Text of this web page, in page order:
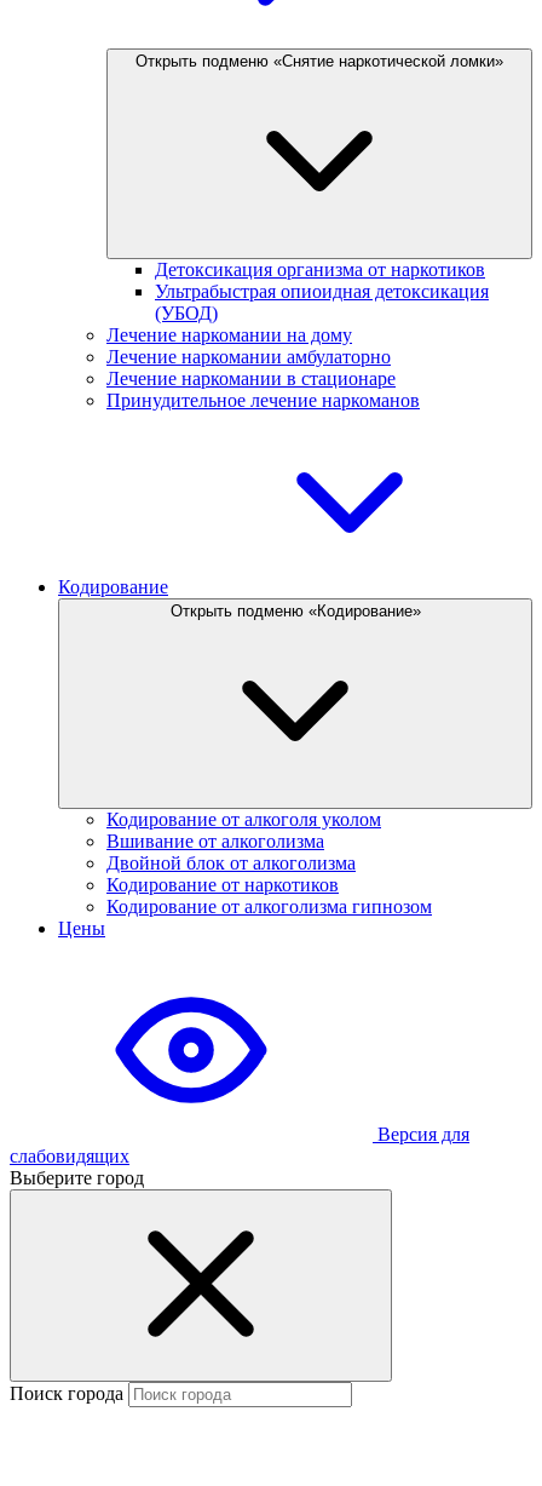
Открыть подменю «Снятие наркотической ломки»
Детоксикация организма от наркотиков
Ультрабыстрая опиоидная детоксикация
(УБОД)
Лечение наркомании на дому
Лечение наркомании амбулаторно
Лечение наркомании в стационаре
Принудительное лечение наркоманов
Кодирование
Открыть подменю «Кодирование»
Кодирование от алкоголя уколом
Вшивание от алкоголизма
Двойной блок от алкоголизма
Кодирование от наркотиков
Кодирование от алкоголизма гипнозом
Цены
Версия для
слабовидящих
Выберите город
Поиск города